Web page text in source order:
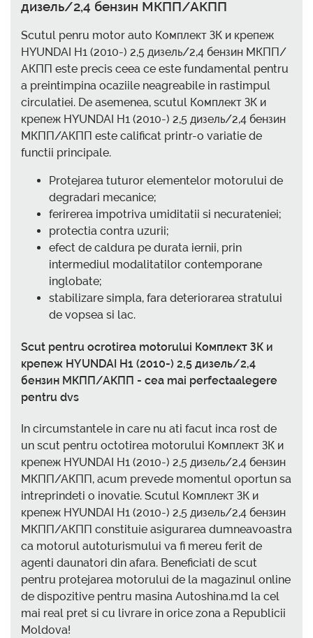
дизель/2,4 бензин МКПП/АКПП
Scutul penru motor auto Комплект ЗК и крепеж
HYUNDAI H1 (2010-) 2,5 дизель/2,4 бензин МКПП/
АКПП este precis ceea ce este fundamental pentru
a preintimpina ocaziile neagreabile in rastimpul
circulatiei. De asemenea, scutul Комплект ЗК и
крепеж HYUNDAI H1 (2010-) 2,5 дизель/2,4 бензин
МКПП/АКПП este calificat printr-o variatie de
functii principale.
Protejarea tuturor elementelor motorului de
degradari mecanice;
ferirerea impotriva umiditatii si necurateniei;
protectia contra uzurii;
efect de caldura pe durata iernii, prin
intermediul modalitatilor contemporane
inglobate;
stabilizare simpla, fara deteriorarea stratului
de vopsea si lac.
Scut pentru ocrotirea motorului Комплект ЗК и
крепеж HYUNDAI H1 (2010-) 2,5 дизель/2,4
бензин МКПП/АКПП - cea mai perfectaalegere
pentru dvs
In circumstantele in care nu ati facut inca rost de
un scut pentru octotirea motorului Комплект ЗК и
крепеж HYUNDAI H1 (2010-) 2,5 дизель/2,4 бензин
МКПП/АКПП, acum prevede momentul oportun sa
intreprindeti o inovatie. Scutul Комплект ЗК и
крепеж HYUNDAI H1 (2010-) 2,5 дизель/2,4 бензин
МКПП/АКПП constituie asigurarea dumneavoastra
ca motorul autoturismului va fi mereu ferit de
agenti daunatori din afara. Beneficiati de scut
pentru protejarea motorului de la magazinul online
de dispozitive pentru masina Autoshina.md la cel
mai real pret si cu livrare in orice zona a Republicii
Moldova!